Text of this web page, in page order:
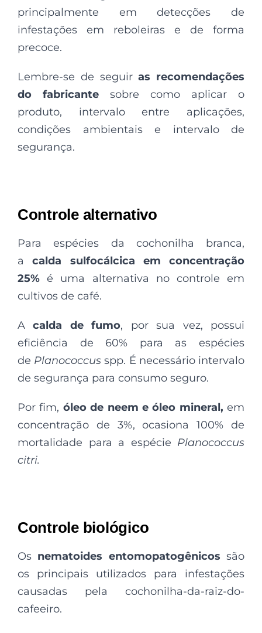
principalmente em detecções de
infestações em reboleiras e de forma
precoce.
Lembre-se de seguiras recomendações
do fabricante sobre como aplicar o
produto, intervalo entre aplicações,
condições ambientais e intervalo de
segurança.
Controle alternativo
Para espécies da cochonilha branca,
acalda sulfocálcica em concentração
25% é uma alternativa no controle em
cultivos de café.
Acalda de fumo, por sua vez, possui
eficiência de 60% para as espécies
de Planococcusspp. É necessário intervalo
de segurança para consumo seguro.
Por fim, óleo de neem e óleo mineral, em
concentração de 3%, ocasiona 100% de
mortalidade para a espécie Planococcus
citri.
Controle biológico
Os nematoides entomopatogênicossão
os principais utilizados
para infestações
causadas pela cochonilha-da-raiz-do-
cafeeiro.